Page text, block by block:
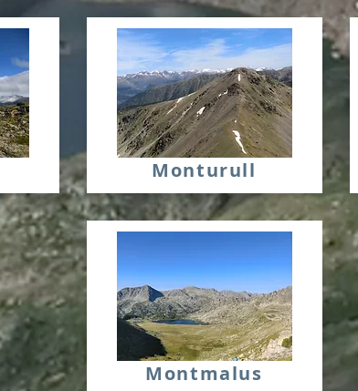
Monturull
Montmalus